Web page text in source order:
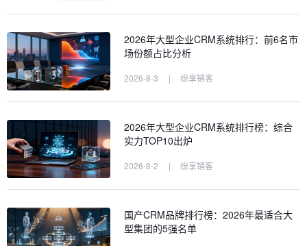
2026年大型企业CRM系统排行：前6名市
场份额占比分析
2026-8-3 | 纷享销客
2026年大型企业CRM系统排行榜：综合
实力TOP10出炉
2026-8-2 | 纷享销客
国产CRM品牌排行榜：2026年最适合大
型集团的5强名单